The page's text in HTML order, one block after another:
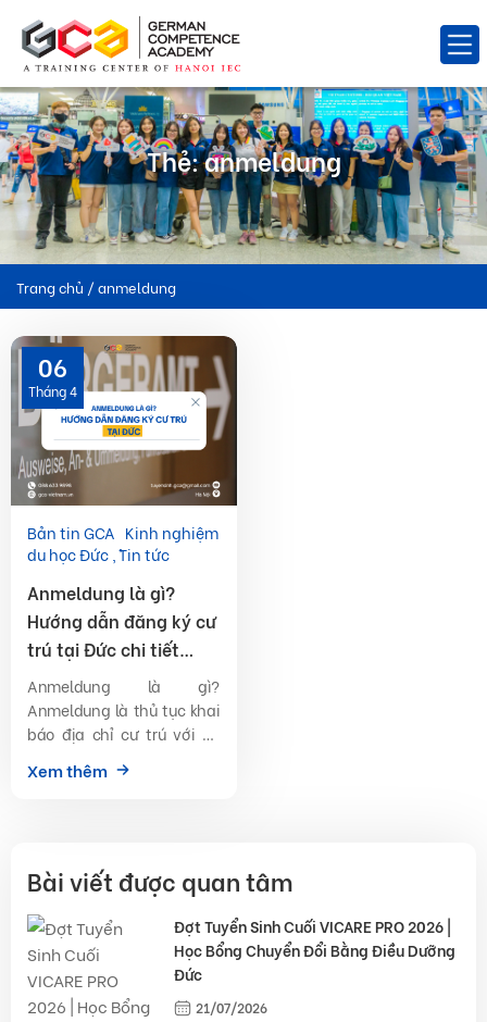
Thẻ:anmeldung
Trang chủ /anmeldung
06
Tháng 4
Bản tin GCA Kinh nghiệm
du học Đức Tin tức
Anmeldung là gì?
Hướng dẫn đăng ký cư
trú tại Đức chi tiết
2026
Anmeldung là gì?
Anmeldung là thủ tục khai
báo địa chỉ cư trú với cơ
Đức. Sau khi đăng ký, bạn
Xem thêm
Bài viết được quan tâm
Đợt Tuyển Sinh Cuối VICARE PRO 2026 |
Học Bổng Chuyển Đổi Bằng Điều Dưỡng
Đức
21/07/2026